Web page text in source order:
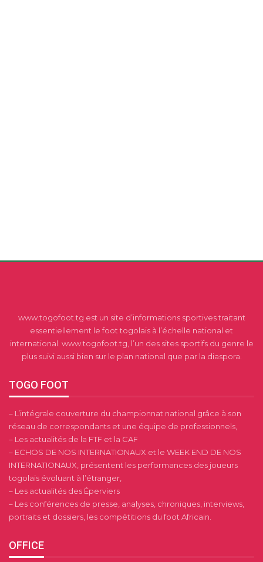
www.togofoot.tg est un site d’informations sportives traitant
essentiellement le foot togolais à l’échelle national et
international. www.togofoot.tg, l’un des sites sportifs du genre le
plus suivi aussi bien sur le plan national que par la diaspora.
TOGO FOOT
– L’intégrale couverture du championnat national grâce à son
réseau de correspondants et une équipe de professionnels,
– Les actualités de la FTF et la CAF
– ECHOS DE NOS INTERNATIONAUX et le WEEK END DE NOS
INTERNATIONAUX, présentent les performances des joueurs
togolais évoluant à l’étranger,
– Les actualités des Éperviers
– Les conférences de presse, analyses, chroniques, interviews,
portraits et dossiers, les compétitions du foot Africain.
OFFICE